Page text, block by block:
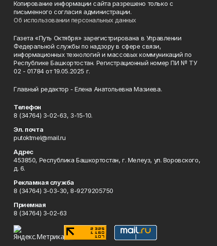
Копирование информации сайта разрешено только с
письменного согласия администрации.
Об использовании персональных данных
Газета «Путь Октября» зарегистрирована в Управлении
Федеральной службы по надзору в сфере связи,
информационных технологий и массовых коммуникаций по
Республике Башкортостан. Регистрационный номер ПИ № ТУ
02 - 01784 от 19.05.2025 г.
Главный редактор - Елена Анатольевна Мазиева.
Телефон
8 (34764) 3-02-63, 3-15-10.
Эл. почта
putoktmel@mail.ru
Адрес
453850, Республика Башкортостан, г. Мелеуз, ул. Воровского,
д. 6.
Рекламная служба
8 (34764) 3-03-30, 8-9279205750
Приемная
8 (34764) 3-02-63